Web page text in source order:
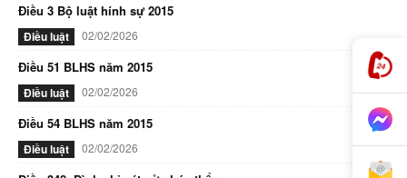
Điều 3 Bộ luật hính sự 2015
Điều luật 02/02/2026
Điều 51 BLHS năm 2015
Điều luật 02/02/2026
Điều 54 BLHS năm 2015
Điều luật 02/02/2026